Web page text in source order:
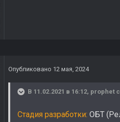
Опубликовано 12 мая, 2024
В 11.02.2021 в 16:12, prophet
Стадия разработки: ОБТ